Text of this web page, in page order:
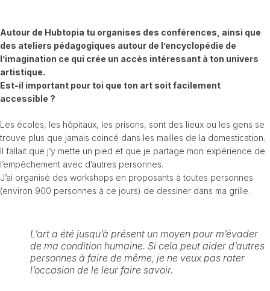
Autour de Hubtopia tu organises des conférences, ainsi que
des ateliers pédagogiques autour de l’encyclopédie de
l’imagination ce qui crée un accès intéressant à ton univers
artistique.
Est-il important pour toi que ton art soit facilement
accessible ?
Les écoles, les hôpitaux, les prisons, sont des lieux ou les gens se
trouve plus que jamais coincé dans les mailles de la domestication.
Il fallait que j’y mette un pied et que je partage mon expérience de
l’empêchement avec d’autres personnes.
J’ai organisé des workshops en proposants à toutes personnes
(environ 900 personnes à ce jours) de dessiner dans ma grille.
L’art a été jusqu’à présent un moyen pour m’évader
de ma condition humaine. Si cela peut aider d’autres
personnes à faire de même, je ne veux pas rater
l’occasion de le leur faire savoir.